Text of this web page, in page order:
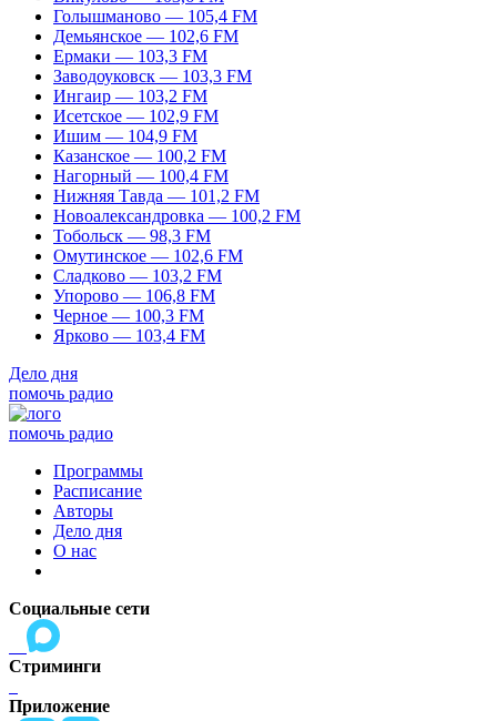
Голышманово — 105,4 FM
Демьянское — 102,6 FM
Ермаки — 103,3 FM
Заводоуковск — 103,3 FM
Ингаир — 103,2 FM
Исетское — 102,9 FM
Ишим — 104,9 FM
Казанское — 100,2 FM
Нагорный — 100,4 FM
Нижняя Тавда — 101,2 FM
Новоалександровка — 100,2 FM
Тобольск — 98,3 FM
Омутинское — 102,6 FM
Сладково — 103,2 FM
Упорово — 106,8 FM
Черное — 100,3 FM
Ярково — 103,4 FM
Дело дня
помочь радио
помочь радио
Программы
Расписание
Авторы
Дело дня
О нас
Социальные сети
Стриминги
Приложение